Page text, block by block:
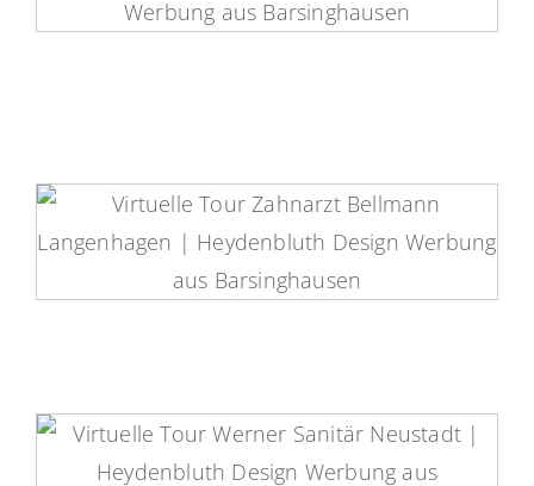
Tepu Virtuelle Tour
Zahnarzt Bellmann Virtuelle Tour